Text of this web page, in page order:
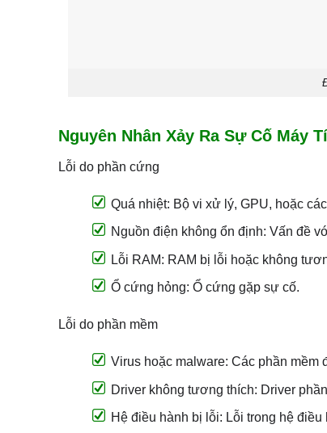
Nguyên Nhân Xảy Ra Sự Cố Máy
Lỗi do phần cứng
Quá nhiệt: Bộ vi xử lý, GPU, hoặc
Nguồn điện không ổn định: Vấn đề
Lỗi RAM: RAM bị lỗi hoặc không
Ổ cứng hỏng: Ổ cứng gặp sự cố.
Lỗi do phần mềm
Virus hoặc malware: Các phần mềm
Driver không tương thích: Driver
Hệ điều hành bị lỗi: Lỗi trong hệ